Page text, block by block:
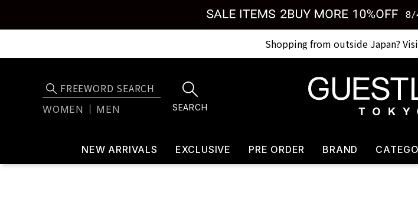
Shopping from outside Japan?
WOMEN MEN SEARCH
NEW ARRIVALS EXCLUSIVE PRE ORDER BRAND